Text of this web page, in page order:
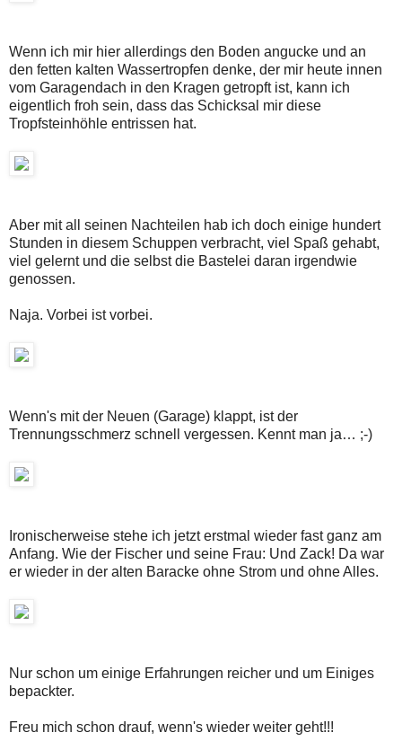
Wenn ich mir hier allerdings den Boden angucke und an
den fetten kalten Wassertropfen denke, der mir heute innen
vom Garagendach in den Kragen getropft ist, kann ich
eigentlich froh sein, dass das Schicksal mir diese
Tropfsteinhöhle entrissen hat.
Aber mit all seinen Nachteilen hab ich doch einige hundert
Stunden in diesem Schuppen verbracht, viel Spaß gehabt,
viel gelernt und die selbst die Bastelei daran irgendwie
genossen.
Naja. Vorbei ist vorbei.
Wenn's mit der Neuen (Garage) klappt, ist der
Trennungsschmerz schnell vergessen. Kennt man ja… ;-)
Ironischerweise stehe ich jetzt erstmal wieder fast ganz am
Anfang. Wie der Fischer und seine Frau: Und Zack! Da war
er wieder in der alten Baracke ohne Strom und ohne Alles.
Nur schon um einige Erfahrungen reicher und um Einiges
bepackter.
Freu mich schon drauf, wenn's wieder weiter geht!!!